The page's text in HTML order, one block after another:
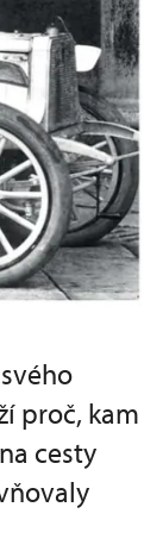
proč, kam
cesty